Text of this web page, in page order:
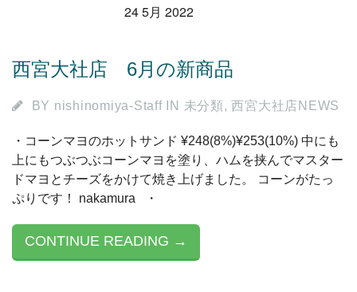
24 5月 2022
西宮大社店 6月の新商品
BY nishinomiya-StaffIN 未分類,西宮大社店NEWS
・コーンマヨのホットサンド ¥248(8%)¥253(10%) 中にも
上にもつぶつぶコーンマヨを塗り、ハムを挟んでマスター
ドマヨとチーズをかけて焼き上げました。 コーンがたっ
ぷりです！ nakamura ・
CONTINUE READING →